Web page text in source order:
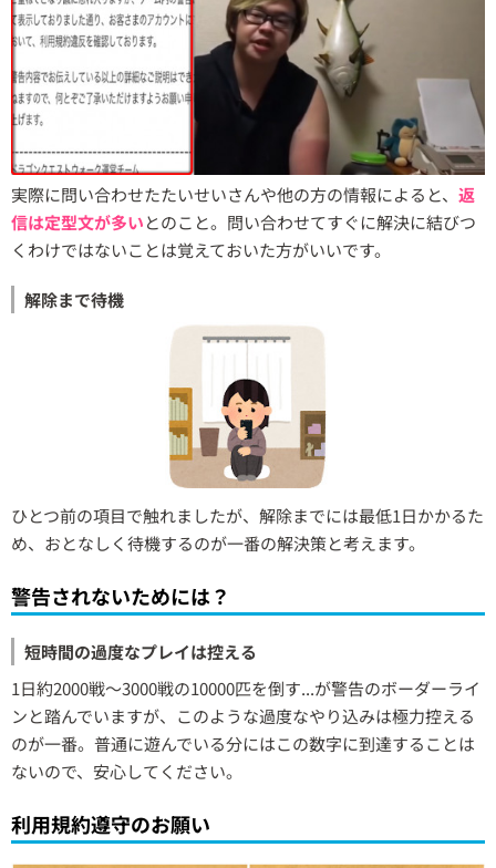
実際に問い合わせたたいせいさんや他の方の情報によると、 返
信は定型文が多いとのこと。問い合わせてすぐに解決に結びつ
くわけではないことは覚えておいた方がいいです。
解除まで待機
ひとつ前の項目で触れましたが、解除までには最低1日かかるた
め、おとなしく待機するのが一番の解決策と考えます。
警告されないためには？
短時間の過度なプレイは控える
1日約2000戦～3000戦の10000匹を倒す...が警告のボーダーライ
ンと踏んでいますが、このような過度なやり込みは極力控える
のが一番。普通に遊んでいる分にはこの数字に到達することは
ないので、安心してください。
利用規約遵守のお願い